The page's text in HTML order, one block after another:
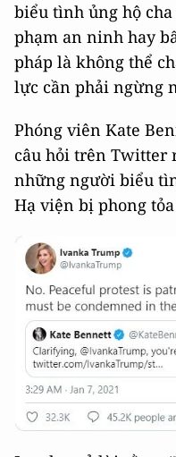
biểu tình ủng hộ
phạm an ninh hay
pháp là không thể
lực cần phải ngừng
Phóng viên Kate
câu hỏi trên Twitter
những người biểu
Hạ viện bị phong